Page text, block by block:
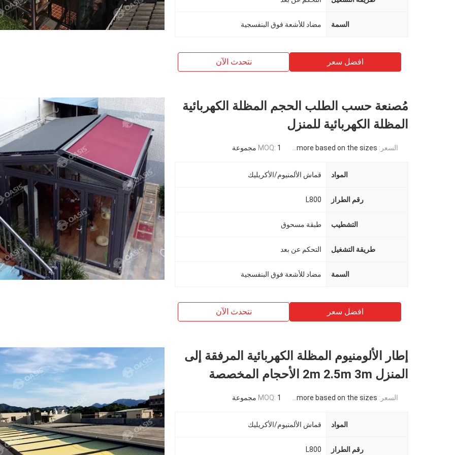
السمة مضاد للأشعة فوق البنفسجية
افضل سعر نتحدث الآن
مُصنعة حسب الطلب الحجم المظلة الكهربائية
المظلة الكهربائية للمنزل
السعر: USD 871USD ~4000USD or more based on the sizes
MOQ: 1 مجموعة
المواد قماش الألمنيوم/الأكريليك
رقم الطراز L800
التشطيب طبقة مسحوق
طريقة التشغيل التحكم عن بعد
السمة مضاد للأشعة فوق البنفسجية
افضل سعر نتحدث الآن
إطار الألومنيوم المظلة الكهربائية المرفقة إلى
المنزل 2m 2.5m 3m الأحجام المخصصة
السعر: USD 871USD ~4000USD or more based on the sizes
MOQ: 1 مجموعة
المواد قماش الألمنيوم/الأكريليك
رقم الطراز L800